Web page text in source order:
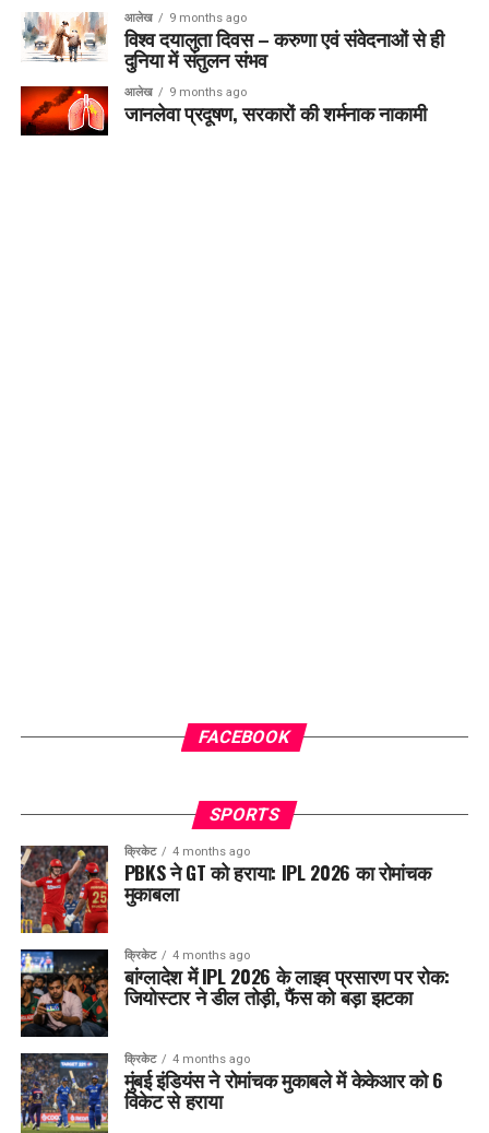
आलेख 9 months ago
विश्व दयालुता दिवस – करुणा एवं संवेदनाओं से ही
दुनिया में संतुलन संभव
आलेख 9 months ago
जानलेवा प्रदूषण, सरकारों की शर्मनाक नाकामी
FACEBOOK
SPORTS
क्रिकेट 4 months ago
PBKS ने GT को हराया: IPL 2026 का रोमांचक
मुकाबला
क्रिकेट 4 months ago
बांग्लादेश में IPL 2026 के लाइव प्रसारण पर रोक:
जियोस्टार ने डील तोड़ी, फैंस को बड़ा झटका
क्रिकेट 4 months ago
मुंबई इंडियंस ने रोमांचक मुकाबले में केकेआर को 6
विकेट से हराया